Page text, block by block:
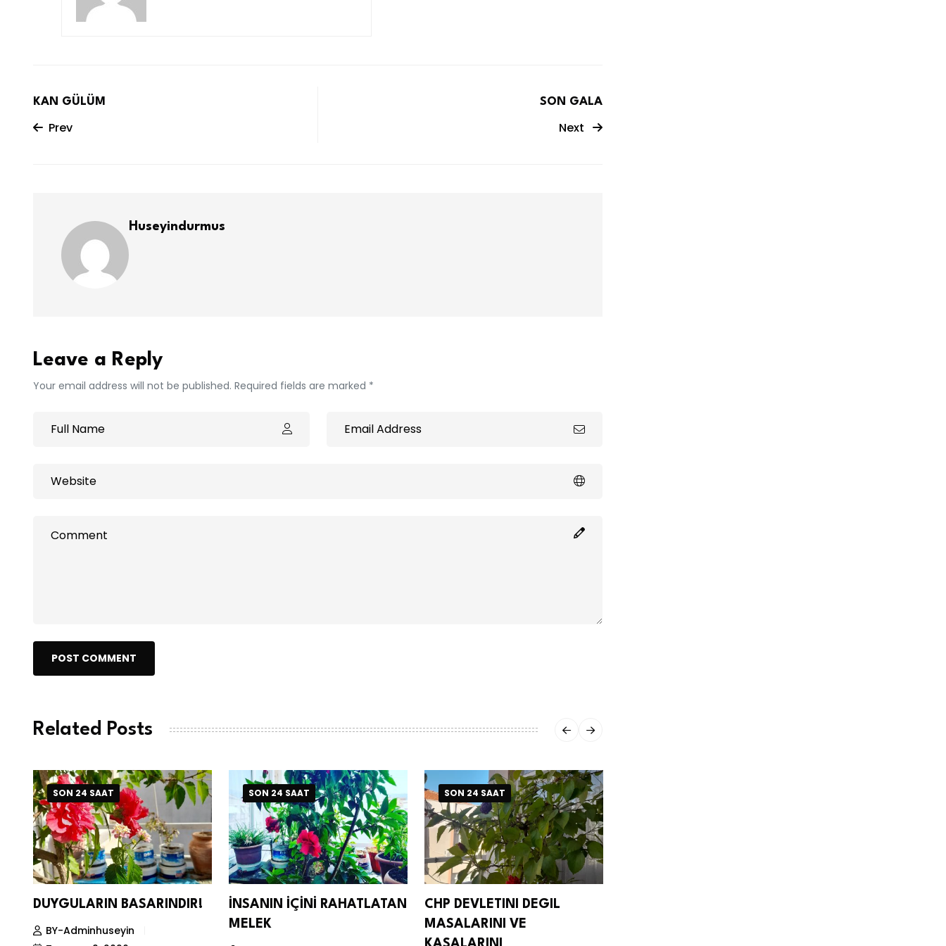
KAN GÜLÜM
Prev
SON GALA
Next
Huseyindurmus
Leave a Reply
Your email address will not be published. Required fields are marked *
POST COMMENT
Related Posts
SON 24 SAAT
DUYGULARIN BASARINDIR!
BY-Adminhuseyin
SON 24 SAAT
İNSANIN İÇİNİ RAHATLATAN
MELEK
SON 24 SAAT
CHP DEVLETINI DEGIL
MASALARINI VE